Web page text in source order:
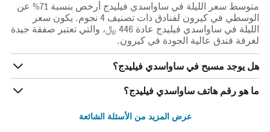
متوسط سعر الليلة في ساواسدي فيليدج أرخص بنسبة 71% عن
الوسطي في كيرون لفنادق ذات تصنيف 4 نجوم. يكون سعر
الليلة في ساواسدي فيليدج عادة 446 ﷼، والتي تعتبر صفقة جيدة
لغرفة فندق عالية الجودة في كيرون.
هل يوجد مسبح في ساواسدي فيليدج؟
ما هو رقم هاتف ساواسدي فيليدج؟
عرض المزيد من الأسئلة الشائعة